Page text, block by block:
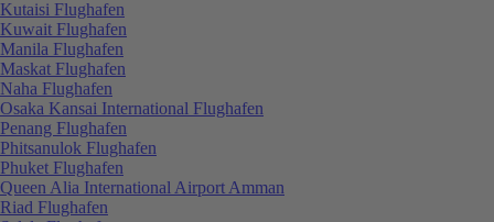
Kutaisi Flughafen
Kuwait Flughafen
Manila Flughafen
Maskat Flughafen
Naha Flughafen
Osaka Kansai International Flughafen
Penang Flughafen
Phitsanulok Flughafen
Phuket Flughafen
Queen Alia International Airport Amman
Riad Flughafen